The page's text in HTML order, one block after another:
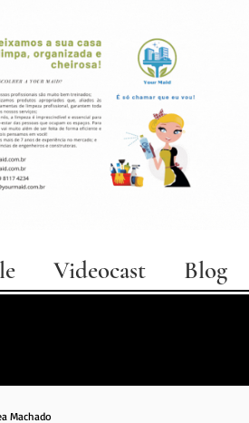
Videocast Blog
Machado